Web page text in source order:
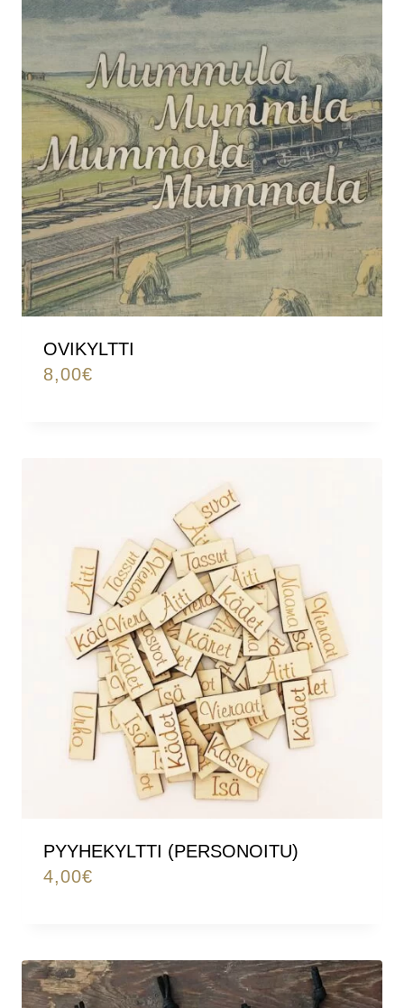
OVIKYLTTI
8,00€
PYYHEKYLTTI (PERSONOITU)
4,00€